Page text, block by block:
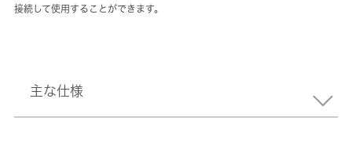
接続して使用することができます。
主な仕様